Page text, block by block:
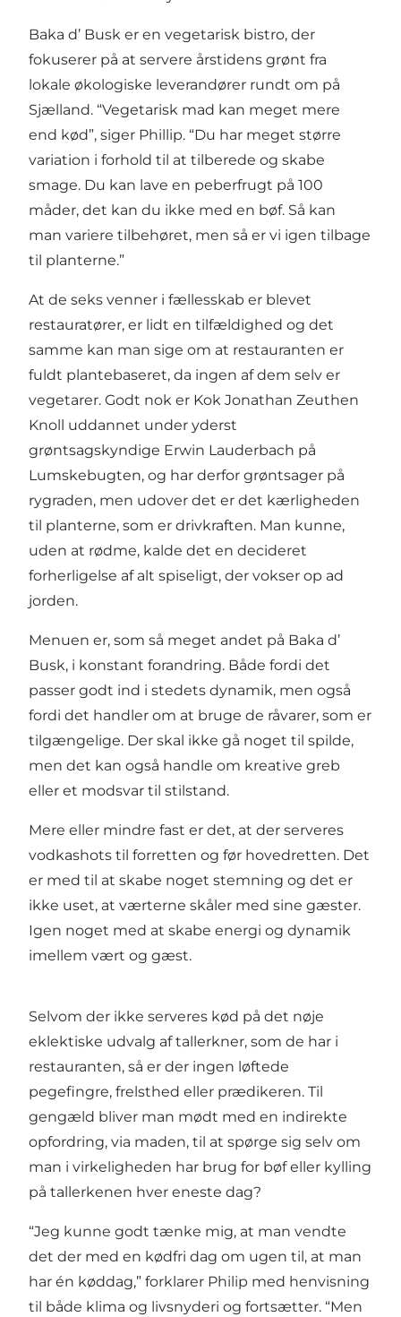
Baka d’ Busk er en vegetarisk bistro, der
fokuserer på at servere årstidens grønt fra
lokale økologiske leverandører rundt om på
Sjælland. “Vegetarisk mad kan meget mere
end kød”, siger Phillip. “Du har meget større
variation i forhold til at tilberede og skabe
smage. Du kan lave en peberfrugt på 100
måder, det kan du ikke med en bøf. Så kan
man variere tilbehøret, men så er vi igen tilbage
til planterne.”
At de seks venner i fællesskab er blevet
restauratører, er lidt en tilfældighed og det
samme kan man sige om at restauranten er
fuldt plantebaseret, da ingen af dem selv er
vegetarer. Godt nok er Kok Jonathan Zeuthen
Knoll uddannet under yderst
grøntsagskyndige Erwin Lauderbach på
Lumskebugten, og har derfor grøntsager på
rygraden, men udover det er det kærligheden
til planterne, som er drivkraften. Man kunne,
uden at rødme, kalde det en decideret
forherligelse af alt spiseligt, der vokser op ad
jorden.
Menuen er, som så meget andet på Baka d’
Busk, i konstant forandring. Både fordi det
passer godt ind i stedets dynamik, men også
fordi det handler om at bruge de råvarer, som er
tilgængelige. Der skal ikke gå noget til spilde,
men det kan også handle om kreative greb
eller et modsvar til stilstand.
Mere eller mindre fast er det, at der serveres
vodkashots til forretten og før hovedretten. Det
er med til at skabe noget stemning og det er
ikke uset, at værterne skåler med sine gæster.
Igen noget med at skabe energi og dynamik
imellem vært og gæst.
Selvom der ikke serveres kød på det nøje
eklektiske udvalg af tallerkner, som de har i
restauranten, så er der ingen løftede
pegefingre, frelsthed eller prædikeren. Til
gengæld bliver man mødt med en indirekte
opfordring, via maden, til at spørge sig selv om
man i virkeligheden har brug for bøf eller kylling
på tallerkenen hver eneste dag?
“Jeg kunne godt tænke mig, at man vendte
det der med en kødfri dag om ugen til, at man
har én køddag,” forklarer Philip med henvisning
til både klima og livsnyderi og fortsætter. “Men